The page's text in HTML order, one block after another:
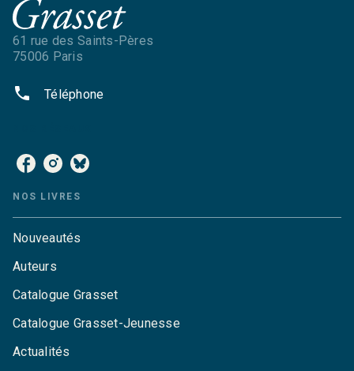
61 rue des Saints-Pères
75006 Paris
phone Téléphone
NOS LIVRES
Nouveautés
Auteurs
Catalogue Grasset
Catalogue Grasset-Jeunesse
Actualités